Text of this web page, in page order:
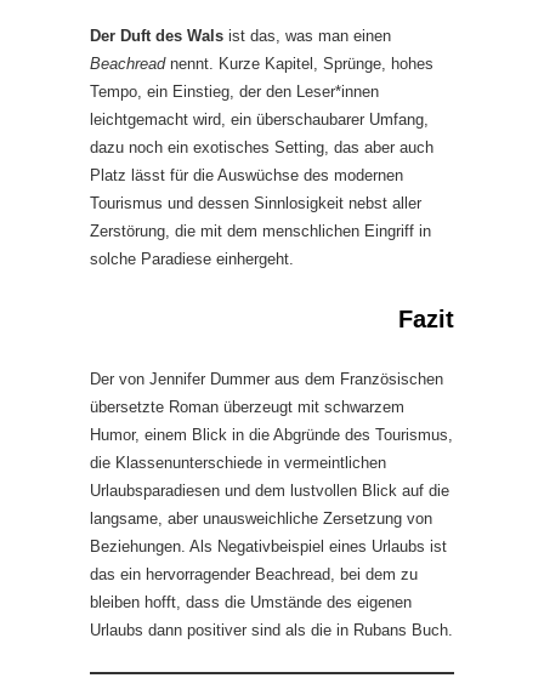
Der Duft des Wals ist das, was man einen
Beachread nennt. Kurze Kapitel, Sprünge, hohes
Tempo, ein Einstieg, der den Leser*innen
leichtgemacht wird, ein überschaubarer Umfang,
dazu noch ein exotisches Setting, das aber auch
Platz lässt für die Auswüchse des modernen
Tourismus und dessen Sinnlosigkeit nebst aller
Zerstörung, die mit dem menschlichen Eingriff in
solche Paradiese einhergeht.
Fazit
Der von Jennifer Dummer aus dem Französischen
übersetzte Roman überzeugt mit schwarzem
Humor, einem Blick in die Abgründe des Tourismus,
die Klassenunterschiede in vermeintlichen
Urlaubsparadiesen und dem lustvollen Blick auf die
langsame, aber unausweichliche Zersetzung von
Beziehungen. Als Negativbeispiel eines Urlaubs ist
das ein hervorragender Beachread, bei dem zu
bleiben hofft, dass die Umstände des eigenen
Urlaubs dann positiver sind als die in Rubans Buch.